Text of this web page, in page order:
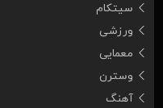
سیتکام
ورزشی
معمایی
وسترن
آهنگ